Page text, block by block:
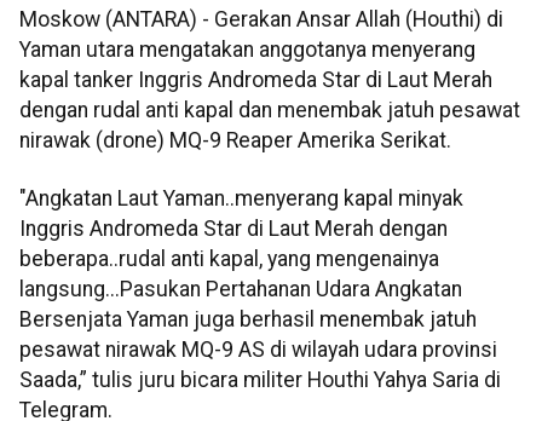
Moskow (ANTARA) - Gerakan Ansar Allah (Houthi) di
Yaman utara mengatakan anggotanya menyerang
kapal tanker Inggris Andromeda Star di Laut Merah
dengan rudal anti kapal dan menembak jatuh pesawat
nirawak (drone) MQ-9 Reaper Amerika Serikat.
"Angkatan Laut Yaman..menyerang kapal minyak
Inggris Andromeda Star di Laut Merah dengan
beberapa..rudal anti kapal, yang mengenainya
langsung...Pasukan Pertahanan Udara Angkatan
Bersenjata Yaman juga berhasil menembak jatuh
pesawat nirawak MQ-9 AS di wilayah udara provinsi
Saada,” tulis juru bicara militer Houthi Yahya Saria di
Telegram.